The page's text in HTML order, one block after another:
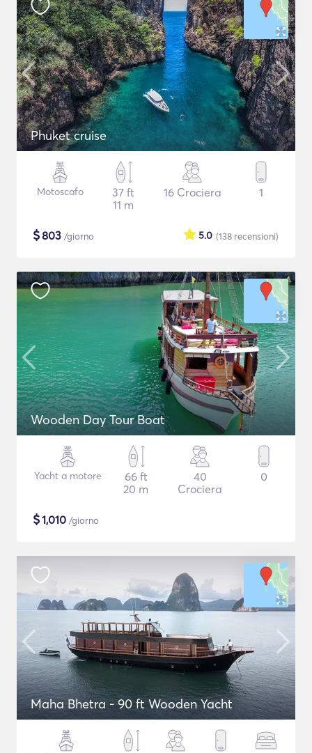
Phuket cruise
Motoscafo
37 ft
11 m
16 Crociera 1
$803 /giorno (138 recensioni)
5.0
Wooden Day Tour Boat
Yacht a motore
66 ft
20 m
40
Crociera
0
$1,010 /giorno
Maha Bhetra - 90 ft Wooden Yacht